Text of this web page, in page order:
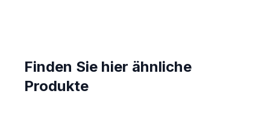
Finden Sie hier ähnliche
Produkte